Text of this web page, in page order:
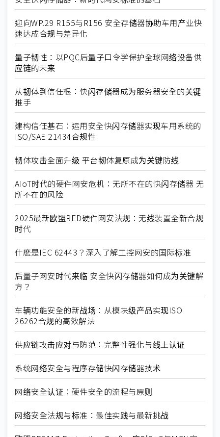
迎向WP.29 R155与R156 安全存储器协助车用产业快
速达成合规与差异化
量子韧性：以PQC后量子口令学保护全球网络设备供
应链的未来
从韧体到信任根：快闪存储器成为服务器安全的关键
推手
建构信任基石：运用安全快闪存储器实现车用系统的
ISO/SAE 21434合规性
韧体攻击全面升级 平台韧体复原成为关键防线
AIoT时代的硬件网安危机：无所不在的快闪存储器 无
所不在的风险
2025最新欧盟RED硬件网安法规：无线装置全新合规
时代
什麽是IEC 62443？深入了解工控网安的国际标准
后量子网安时代来临 安全快闪存储器如何成为关键解
方？
车辆功能安全的新战场：从模块级产品实现ISO
26262合规的高效解法
供应链攻击应对与防范：完整性强化与线上认证
系统网络安全与程序存储快闪存储器技术
网络安全认证：硬件安全的流程与原则
网络安全法规与标准：最佳实践与最新挑战